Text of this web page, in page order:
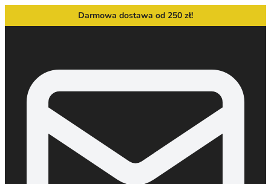
Darmowa dostawa od 250 zł!